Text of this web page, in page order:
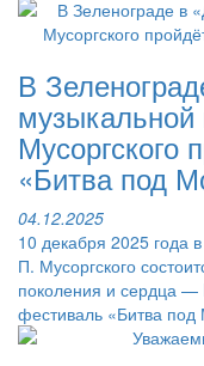
В
Мусоргского
«Битва под
04.12.2025
10 декабря 2025 года
П. Мусоргского
поколения и сердца —
фестиваль «Битва под